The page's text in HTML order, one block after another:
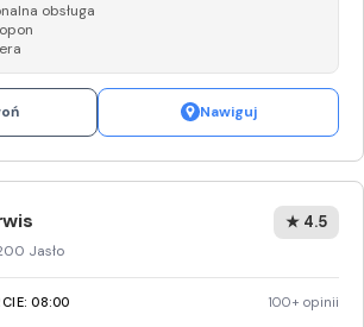
obsługa
Nawiguj
Jasło
★ 4.5
08:00 100+ opinii